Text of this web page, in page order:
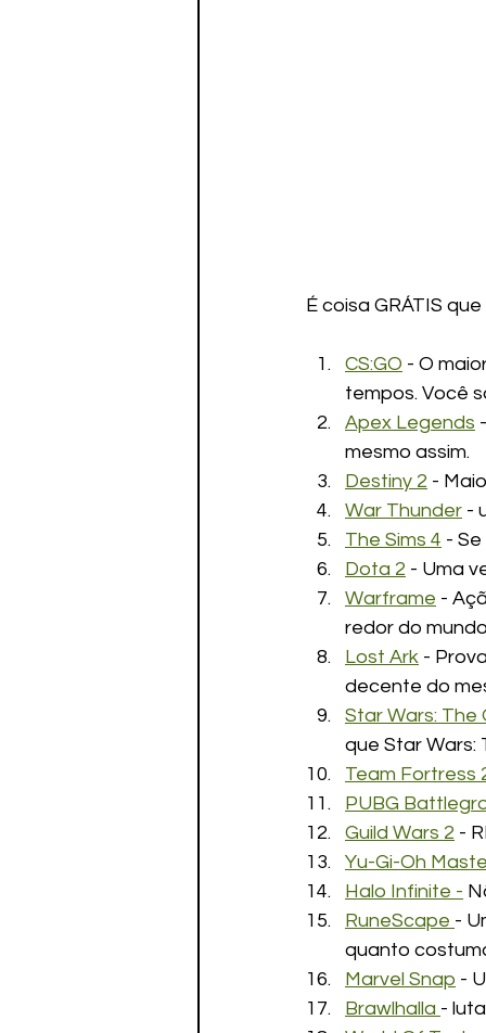
É coisa GRÁTIS
CS:GO - O
tempos. Você
Apex Legends
mesmo assim.
Destiny 2 -
War Thunder -
The Sims 4 -
Dota 2 - Uma
Warframe -
redor do
Lost Ark -
decente do
Star Wars: The
que Star Wars:
Team Fortress
PUBG
Guild Wars 2 -
Yu-Gi-Oh
Halo Infinite -
RuneScape -
quanto
Marvel Snap -
Brawlhalla -